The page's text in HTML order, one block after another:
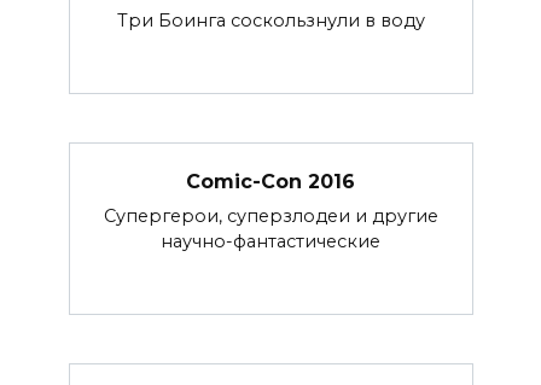
Три Боинга соскользнули в воду
Comic-Con 2016
Супергерои, суперзлодеи и другие
научно-фантастические